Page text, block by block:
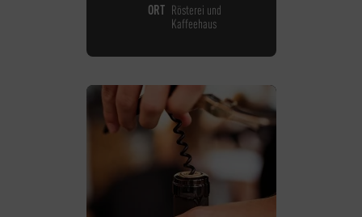
ORT Rösterei und
Kaffeehaus